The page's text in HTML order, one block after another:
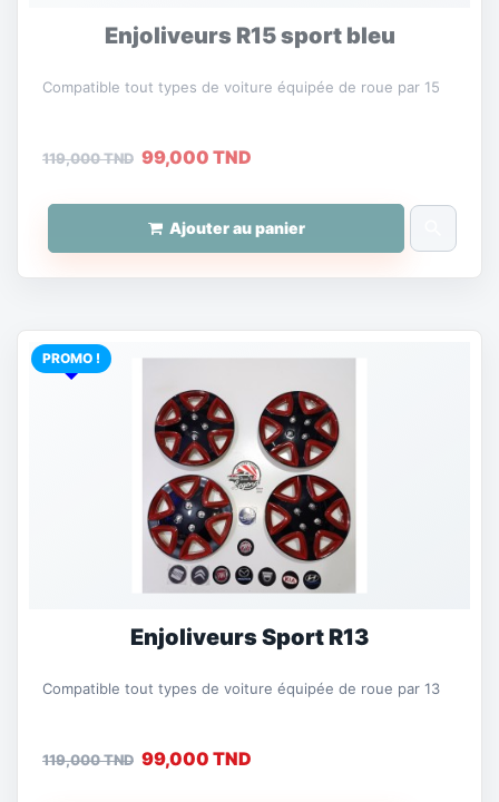
Enjoliveurs R15 sport bleu
Compatible tout types de voiture équipée de roue par 15
119,000 TND 99,000 TND
Ajouter au panier
Enjoliveurs Sport R13
Compatible tout types de voiture équipée de roue par 13
119,000 TND 99,000 TND
PROMO !